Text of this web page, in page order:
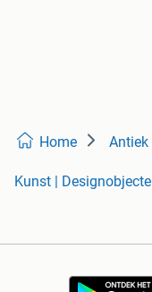
Home Antiek
Kunst |